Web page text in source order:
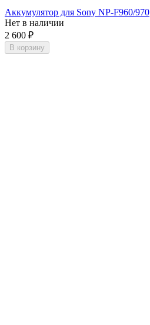
Аккумулятор для Sony NP-F960/970
Нет в наличии
2 600 ₽
В корзину